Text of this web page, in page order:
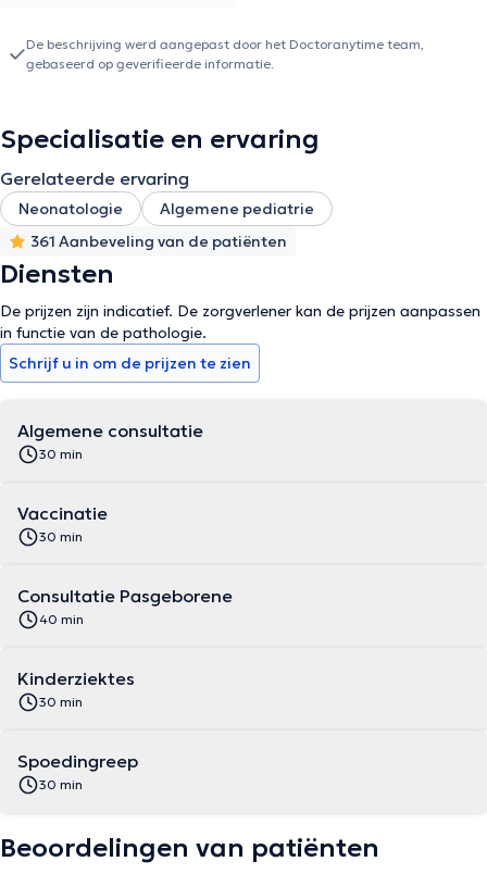
De beschrijving werd aangepast door het Doctoranytime team,
gebaseerd op geverifieerde informatie.
Specialisatie en ervaring
Gerelateerde ervaring
Neonatologie
Algemene pediatrie
361 Aanbeveling van de patiënten
Diensten
De prijzen zijn indicatief. De zorgverlener kan de prijzen aanpassen
in functie van de pathologie.
Schrijf u in om de prijzen te zien
Algemene consultatie
30 min
Vaccinatie
30 min
Consultatie Pasgeborene
40 min
Kinderziektes
30 min
Spoedingreep
30 min
Beoordelingen van patiënten